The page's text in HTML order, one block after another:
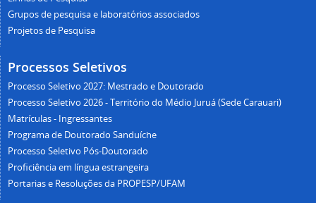
Grupos de pesquisa e laboratórios associados
Projetos de Pesquisa
Processos Seletivos
Processo Seletivo 2027: Mestrado e Doutorado
Processo Seletivo 2026 - Território do Médio Juruá (Sede Carauari)
Matrículas - Ingressantes
Programa de Doutorado Sanduíche
Processo Seletivo Pós-Doutorado
Proficiência em língua estrangeira
Portarias e Resoluções da PROPESP/UFAM